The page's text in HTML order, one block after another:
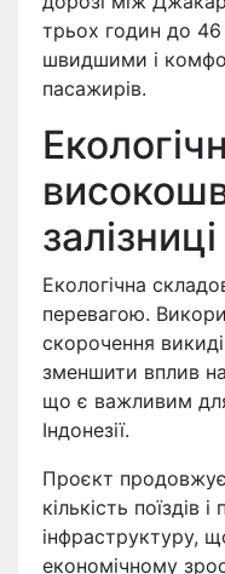
трьох годин до
швидшими і
пасажирів.
залізниці
Екологічна
перевагою.
скорочення
зменшити вплив
що є важливим
Індонезії.
Проєкт
кількість поїздів
інфраструктуру,
економічному